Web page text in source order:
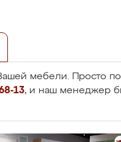
мебели. Просто
13, и наш менеджер